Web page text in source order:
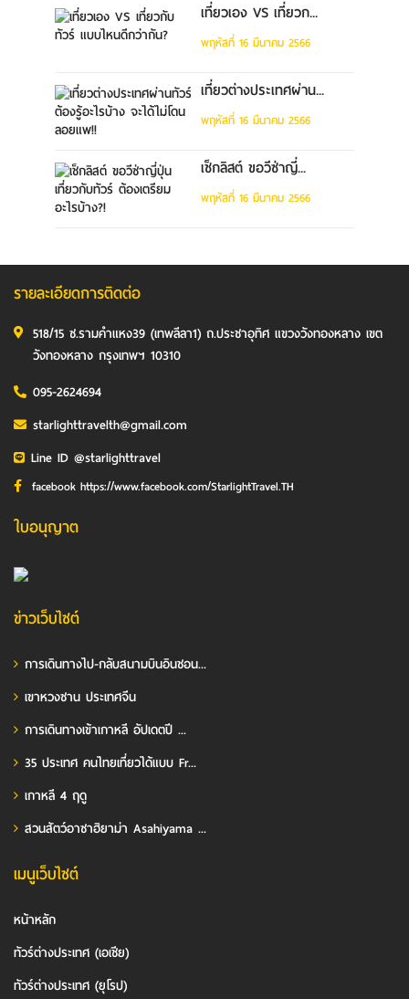
เที่ยวเอง VS เที่ยวก...
พฤหัสที่ 16 มีนาคม 2566
เที่ยวต่างประเทศผ่าน...
พฤหัสที่ 16 มีนาคม 2566
เช็กลิสต์ ขอวีซ่าญี่...
พฤหัสที่ 16 มีนาคม 2566
รายละเอียดการติดต่อ
518/15 ซ.รามคำแหง39 (เทพลีลา1) ถ.ประชาอุทิศ แขวงวังทองหลาง เขต
วังทองหลาง กรุงเทพฯ 10310
095-2624694
starlighttravelth@gmail.com
Line ID @starlighttravel
facebook https://www.facebook.com/StarlightTravel.TH
ใบอนุญาต
ข่าวเว็บไซต์
การเดินทางไป-กลับสนามบินอินชอน...
เขาหวงซาน ประเทศจีน
การเดินทางเข้าเกาหลี อัปเดตปี ...
35 ประเทศ คนไทยเที่ยวได้แบบ Fr...
เกาหลี 4 ฤดู
สวนสัตว์อาซาฮิยาม่า Asahiyama ...
เมนูเว็บไซต์
หน้าหลัก
ทัวร์ต่างประเทศ (เอเชีย)
ทัวร์ต่างประเทศ (ยุโรป)